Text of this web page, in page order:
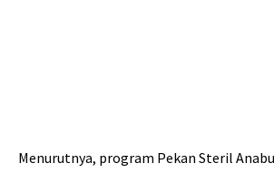
Menurutnya, program Pekan Steril